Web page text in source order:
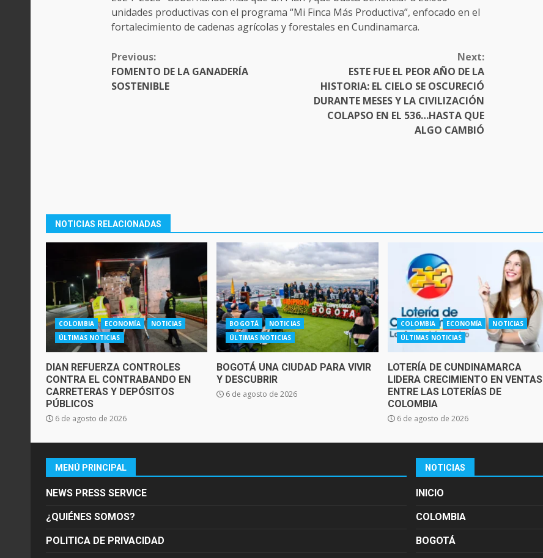
unidades productivas con el programa “Mi Finca Más Productiva”, enfocado en el
fortalecimiento de cadenas agrícolas y forestales en Cundinamarca.
CONTINUE
READING
Previous:
FOMENTO DE LA GANADERÍA
SOSTENIBLE
Next:
ESTE FUE EL PEOR AÑO DE LA
HISTORIA: EL CIELO SE OSCURECIÓ
DURANTE MESES Y LA CIVILIZACIÓN
COLAPSO EN EL 536…HASTA QUE
ALGO CAMBIÓ
NOTICIAS RELACIONADAS
COLOMBIA ECONOMÍA
NOTICIAS
ÚLTIMAS NOTICIAS
DIAN REFUERZA CONTROLES
CONTRA EL CONTRABANDO EN
CARRETERAS Y DEPÓSITOS
PÚBLICOS
6 de agosto de 2026
BOGOTÁ
NOTICIAS
ÚLTIMAS NOTICIAS
BOGOTÁ UNA CIUDAD PARA VIVIR
Y DESCUBRIR
6 de agosto de 2026
COLOMBIA ECONOMÍA
NOTICIAS
ÚLTIMAS NOTICIAS
LOTERÍA DE CUNDINAMARCA
LIDERA CRECIMIENTO EN VENTAS
ENTRE LAS LOTERÍAS DE
COLOMBIA
6 de agosto de 2026
MENÚ PRINCIPAL
NEWS PRESS SERVICE
¿QUIÉNES SOMOS?
POLITICA DE PRIVACIDAD
NOTICIAS
INICIO
COLOMBIA
BOGOTÁ